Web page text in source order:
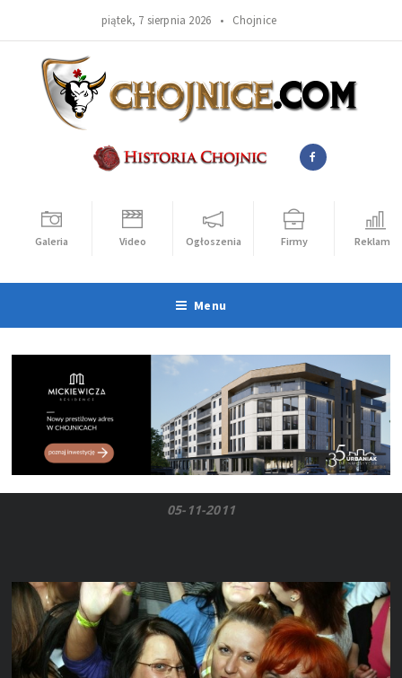
piątek, 7 sierpnia 2026 • Chojnice
Galeria Video Ogłoszenia Firmy Reklama
Menu
05-11-2011